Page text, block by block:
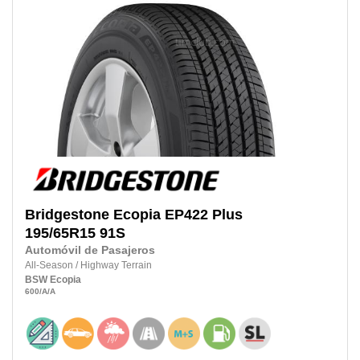
Bridgestone Ecopia EP422 Plus
195/65R15 91S
Automóvil de Pasajeros
All-Season / Highway Terrain
BSW Ecopia
600/A/A